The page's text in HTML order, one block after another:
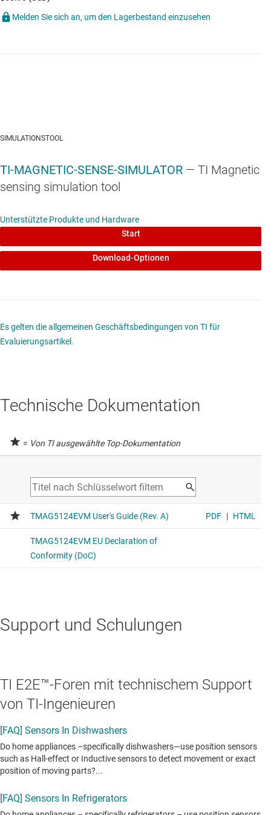
Melden Sie sich an, um den Lagerbestand einzusehen
SIMULATIONSTOOL
TI-MAGNETIC-SENSE-SIMULATOR — TI Magnetic
sensing simulation tool
Unterstützte Produkte und Hardware
Start
Download-Optionen
Es gelten die allgemeinen Geschäftsbedingungen von TI für
Evaluierungsartikel.
Technische Dokumentation
= Von TI ausgewählte Top-Dokumentation
Support und Schulungen
TI E2E™-Foren mit technischem Support
von TI-Ingenieuren